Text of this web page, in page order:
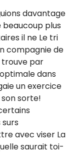
davantage
plus
il ne Le tri
compagnie de
trouve par
dans
un exercice
sorte!
avec viser La
saurait toi-